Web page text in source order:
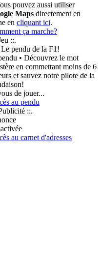
pouvez aussi utiliser
Maps directement en
en cliquant ici.
ça marche?
::.
pendu de la F1!
• Découvrez le mot
en commettant moins de 6
et sauvez notre pilote de la
de jouer...
au pendu
::.
au carnet d'adresses